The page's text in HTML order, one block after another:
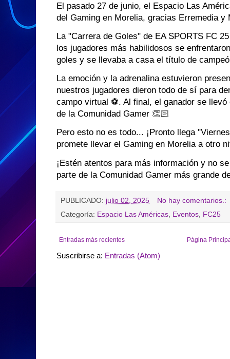
El pasado 27 de junio, el Espacio Las
del Gaming en Morelia, gracias Erremedia y
La "Carrera de Goles" de EA SPORTS FC
los jugadores más habilidosos se
goles y se llevaba a casa el título de
La emoción y la adrenalina estuvieron
nuestros jugadores dieron todo de sí para
campo virtual ⚽️. Al final, el ganador se
de la Comunidad Gamer 👏🏻
Pero esto no es todo... ¡Pronto llega
promete llevar el Gaming en Morelia a otro
¡Estén atentos para más información y no
parte de la Comunidad Gamer más grande
PUBLICADO: julio 02, 2025
No hay comentarios.:
Categoría: Espacio Las Américas Eventos FC25
Entradas más recientes Página
Suscribirse a: Entradas (Atom)